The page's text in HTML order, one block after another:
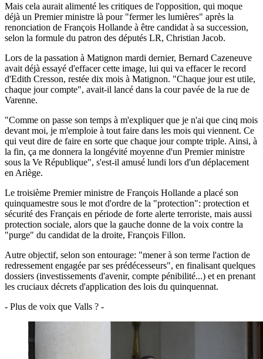
Mais cela aurait alimenté les critiques de l'opposition, qui moque
déjà un Premier ministre là pour "fermer les lumières" après la
renonciation de François Hollande à être candidat à sa succession,
selon la formule du patron des députés LR, Christian Jacob.
Lors de la passation à Matignon mardi dernier, Bernard Cazeneuve
avait déjà essayé d'effacer cette image, lui qui va effacer le record
d'Edith Cresson, restée dix mois à Matignon. "Chaque jour est utile,
chaque jour compte", avait-il lancé dans la cour pavée de la rue de
Varenne.
"Comme on passe son temps à m'expliquer que je n'ai que cinq mois
devant moi, je m'emploie à tout faire dans les mois qui viennent. Ce
qui veut dire de faire en sorte que chaque jour compte triple. Ainsi, à
la fin, ça me donnera la longévité moyenne d'un Premier ministre
sous la Ve République", s'est-il amusé lundi lors d'un déplacement
en Ariège.
Le troisième Premier ministre de François Hollande a placé son
quinquamestre sous le mot d'ordre de la "protection": protection et
sécurité des Français en période de forte alerte terroriste, mais aussi
protection sociale, alors que la gauche donne de la voix contre la
"purge" du candidat de la droite, François Fillon.
Autre objectif, selon son entourage: "mener à son terme l'action de
redressement engagée par ses prédécesseurs", en finalisant quelques
dossiers (investissements d'avenir, compte pénibilité...) et en prenant
les cruciaux décrets d'application des lois du quinquennat.
- Plus de voix que Valls ? -